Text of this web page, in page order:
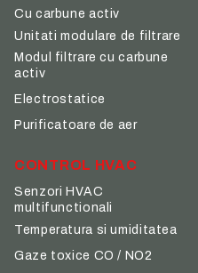
Cu carbune activ
Unitati modulare de filtrare
Modul filtrare cu carbune
activ
Electrostatice
Purificatoare de aer
CONTROL HVAC
Senzori HVAC
multifunctionali
Temperatura si umiditatea
Gaze toxice CO / NO2